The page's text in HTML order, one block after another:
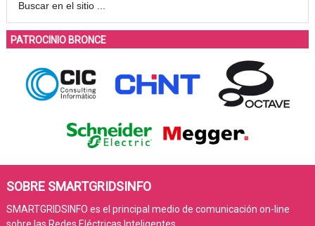
PATROCINIO BRONCE
SOBRE SMARTGRIDSINFO
SMARTGRIDSINFO es el principal medio de comunicación on-line